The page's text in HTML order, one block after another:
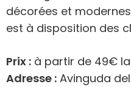
décorées et
est à disposition des
Prix : à partir de 49€
Adresse : Avinguda